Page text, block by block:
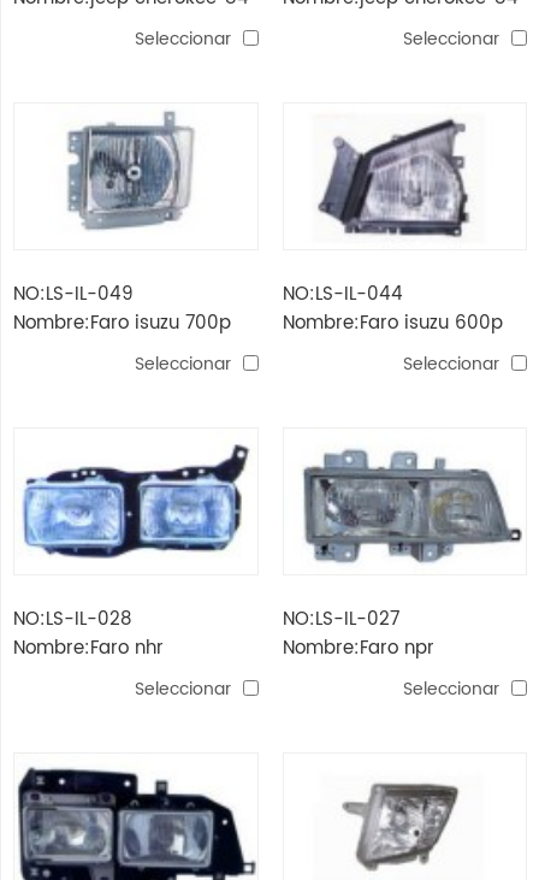
-'96 Faro (cristal)
Seleccionar
-'96 FaroSeleccionar
NO:LS-IL-049
Nombre:Faro isuzu 700p
Seleccionar
NO:LS-IL-044
Nombre:Faro isuzu 600p
Seleccionar
NO:LS-IL-028
Nombre:Faro nhr
Seleccionar
NO:LS-IL-027
Nombre:Faro npr
Seleccionar